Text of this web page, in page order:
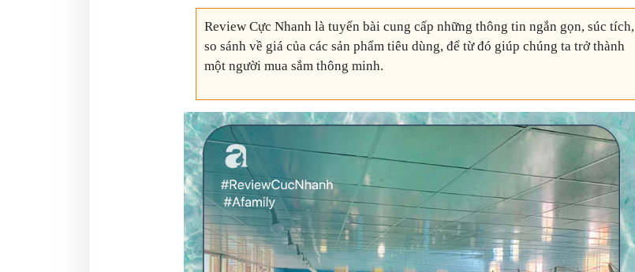
Review Cực Nhanh là tuyến bài cung cấp những thông tin ngắn gọn, súc tích,
so sánh về giá của các sản phẩm tiêu dùng, để từ đó giúp chúng ta trở thành
một người mua sắm thông minh.